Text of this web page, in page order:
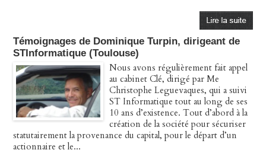
Témoignages de Dominique Turpin, dirigeant de
STInformatique (Toulouse)
Nous avons régulièrement fait appel
au cabinet Clé, dirigé par Me
Christophe Leguevaques, qui a suivi
ST Informatique tout au long de ses
10 ans d’existence. Tout d’abord à la
création de la société pour sécuriser
statutairement la provenance du capital, pour le départ d’un
actionnaire et le...